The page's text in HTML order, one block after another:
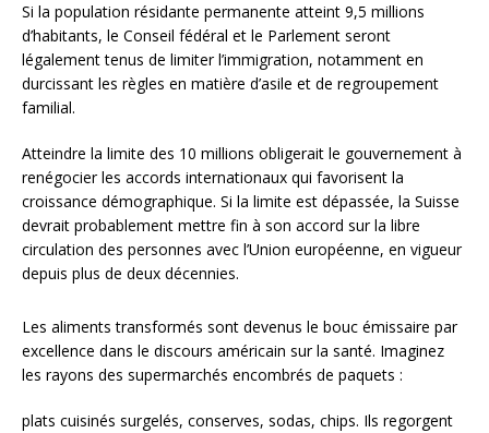
Si la population résidante permanente atteint 9,5 millions
d’habitants, le Conseil fédéral et le Parlement seront
légalement tenus de limiter l’immigration, notamment en
durcissant les règles en matière d’asile et de regroupement
familial.
Atteindre la limite des 10 millions obligerait le gouvernement à
renégocier les accords internationaux qui favorisent la
croissance démographique. Si la limite est dépassée, la Suisse
devrait probablement mettre fin à son accord sur la libre
circulation des personnes avec l’Union européenne, en vigueur
depuis plus de deux décennies.
Les aliments transformés sont devenus le bouc émissaire par
excellence dans le discours américain sur la santé. Imaginez
les rayons des supermarchés encombrés de paquets :
plats cuisinés surgelés, conserves, sodas, chips. Ils regorgent